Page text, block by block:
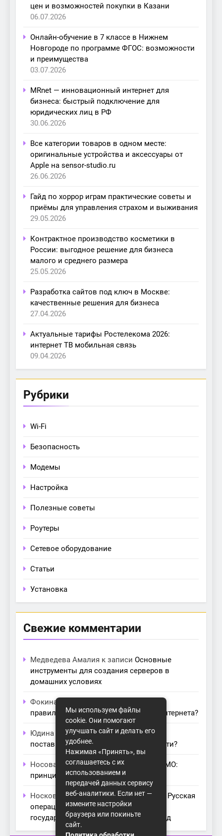
цен и возможностей покупки в Казани
06.07.2026
Онлайн-обучение в 7 классе в Нижнем
Новгороде по программе ФГОС: возможности
и преимущества
03.07.2026
MRnet — инновационный интернет для
бизнеса: быстрый подключение для
юридических лиц в РФ
30.06.2026
Все категории товаров в одном месте:
оригинальные устройства и аксессуары от
Apple на sensor-studio.ru
26.06.2026
Гайд по хоррор играм практические советы и
приёмы для управления страхом и выживания
29.05.2026
Контрактное производство косметики в
России: выгодное решение для бизнеса
малого и среднего размера
25.05.2026
Разработка сайтов под ключ в Москве:
качественные решения для бизнеса
27.04.2026
Актуальные тарифы Ростелекома 2026:
интернет ТВ мобильная связь
09.04.2026
Рубрики
Wi-Fi
Безопасность
Модемы
Настройка
Полезные советы
Роутеры
Сетевое оборудование
Статьи
Установка
Свежие комментарии
Медведева Амалия к записи Основные
инструменты для создания серверов в
домашних условиях
Фокина Нева
правильный модем для домашнего интернета?
Юдина Ивонак записи Проблемы с
поставщиками интернета: как их обойти?
Носова Агатак записиТехнология MIMO:
принципы работы и её преимущества
Носкова Ларак записи Астра Линукс: Русская
операционная система будущего для
государственных и коммерческих нужд
Мы используем файлы
cookie. Они помогают
улучшать сайт и делать его
удобнее.
Нажимая «Принять», вы
соглашаетесь с их
использованием и
передачей данных сервису
веб-аналитики. Если нет —
измените настройки
браузера или покиньте
сайт.